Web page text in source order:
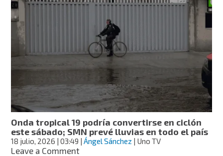
32
tendrán
lluvias
este
domingo,
prevé
en
estos
lloverá
más
fuerte
Onda tropical 19 podría convertirse en ciclón
este sábado; SMN prevé lluvias en todo el país
18 julio, 2026 | 03:49 |Ángel Sánchez | Uno TV
Leave a Commenton